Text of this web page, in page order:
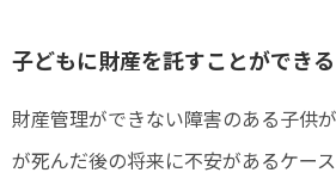
子どもに財産を託すことができる
財産管理ができない障害のある子供
が死んだ後の将来に不安があるケー